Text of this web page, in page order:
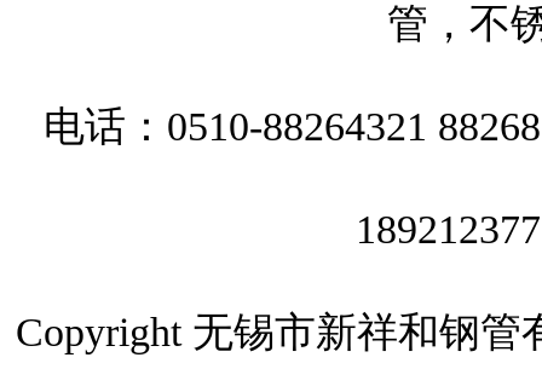
管 ， 不
电话：0510-88264321
Copyright 无锡市新祥和钢